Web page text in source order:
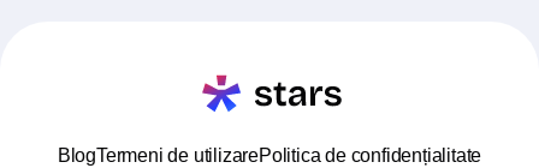
BlogTermeni de utilizarePolitica de confidențialitate